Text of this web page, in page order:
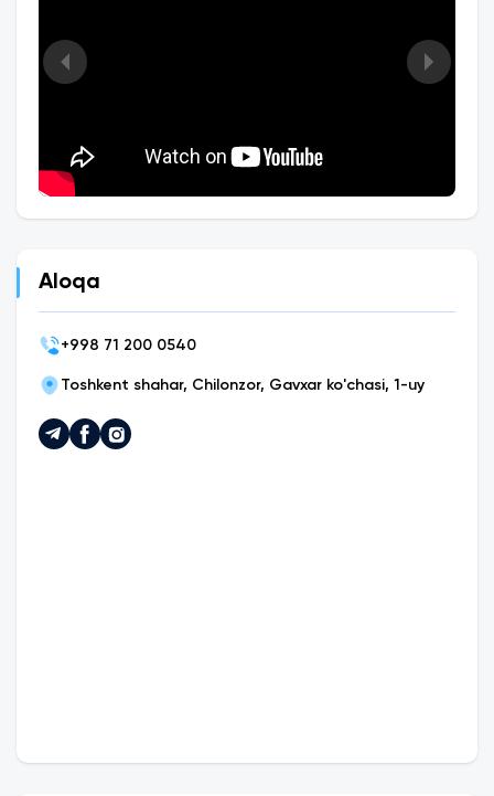
Aloqa
+998 71 200 0540
Toshkent shahar, Chilonzor, Gavxar ko'chasi, 1-uy